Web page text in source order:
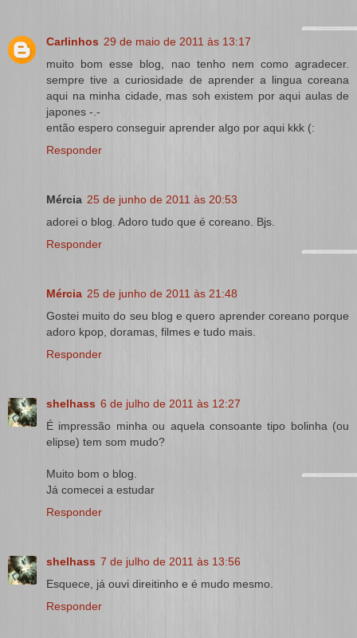
Carlinhos 29 de maio de 2011 às 13:17
muito bom esse blog, nao tenho nem como agradecer.
sempre tive a curiosidade de aprender a lingua coreana
aqui na minha cidade, mas soh existem por aqui aulas de
japones -.-
então espero conseguir aprender algo por aqui kkk (:
Responder
Mércia 25 de junho de 2011 às 20:53
adorei o blog. Adoro tudo que é coreano. Bjs.
Responder
Mércia 25 de junho de 2011 às 21:48
Gostei muito do seu blog e quero aprender coreano porque
adoro kpop, doramas, filmes e tudo mais.
Responder
shelhass 6 de julho de 2011 às 12:27
É impressão minha ou aquela consoante tipo bolinha (ou
elipse) tem som mudo?
Muito bom o blog.
Já comecei a estudar
Responder
shelhass 7 de julho de 2011 às 13:56
Esquece, já ouvi direitinho e é mudo mesmo.
Responder